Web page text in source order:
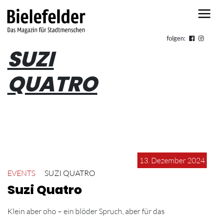
folgen:
SUZI
QUATRO
13. Dezember 2024
EVENTS
SUZI QUATRO
Suzi Quatro
Klein aber oho – ein blöder Spruch, aber für das